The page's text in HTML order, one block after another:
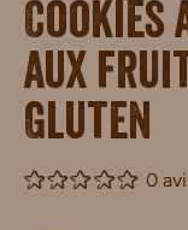
Cookies
aux
Gluten
0